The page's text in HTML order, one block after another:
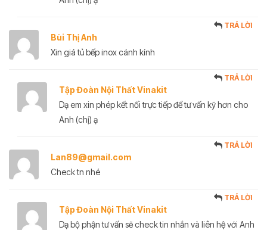
Bùi Thị Anh
TRẢ LỜI
Xin giá tủ bếp inox cánh kính
Tập Đoàn Nội Thất Vinakit
TRẢ LỜI
Dạ em xin phép kết nối trực tiếp để tư vấn kỹ hơn cho
Anh (chị) ạ
Lan89@gmail.com
TRẢ LỜI
Check tn nhé
Tập Đoàn Nội Thất Vinakit
TRẢ LỜI
Dạ bộ phận tư vấn sẽ check tin nhắn và liên hệ với Anh